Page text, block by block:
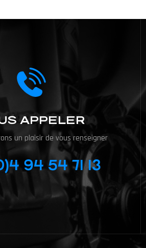
APPELER
un plaisir de vous renseigner
94 54 71 13